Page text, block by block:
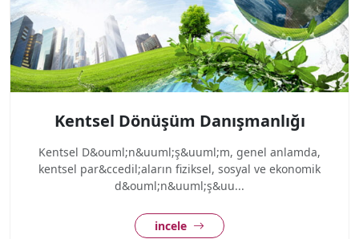
Kentsel Dönüşüm Danışmanlığı
Kentsel D&ouml;n&uuml;ş&uuml;m, genel anlamda,
kentsel par&ccedil;aların fiziksel, sosyal ve ekonomik
d&ouml;n&uuml;ş&uu...
incele